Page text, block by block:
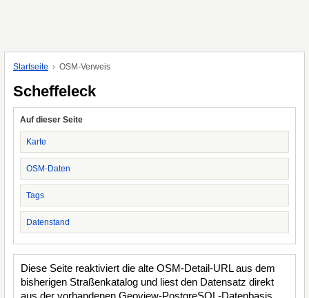
Startseite OSM-Verweis
Scheffeleck
Auf dieser Seite
Karte
OSM-Daten
Tags
Datenstand
Diese Seite reaktiviert die alte OSM-Detail-URL aus dem
bisherigen Straßenkatalog und liest den Datensatz direkt
aus der vorhandenen Geoview-PostgreSQL-Datenbasis.